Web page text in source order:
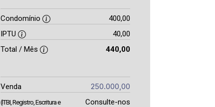
Condomínio
400,00
IPTU
40,00
Total / Mês
440,00
Venda 250.000,00
(ITBI, Registro, Escritura e
Consulte-nos